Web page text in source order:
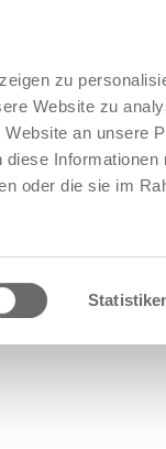
zu
Website zu
an unsere
oder die sie im